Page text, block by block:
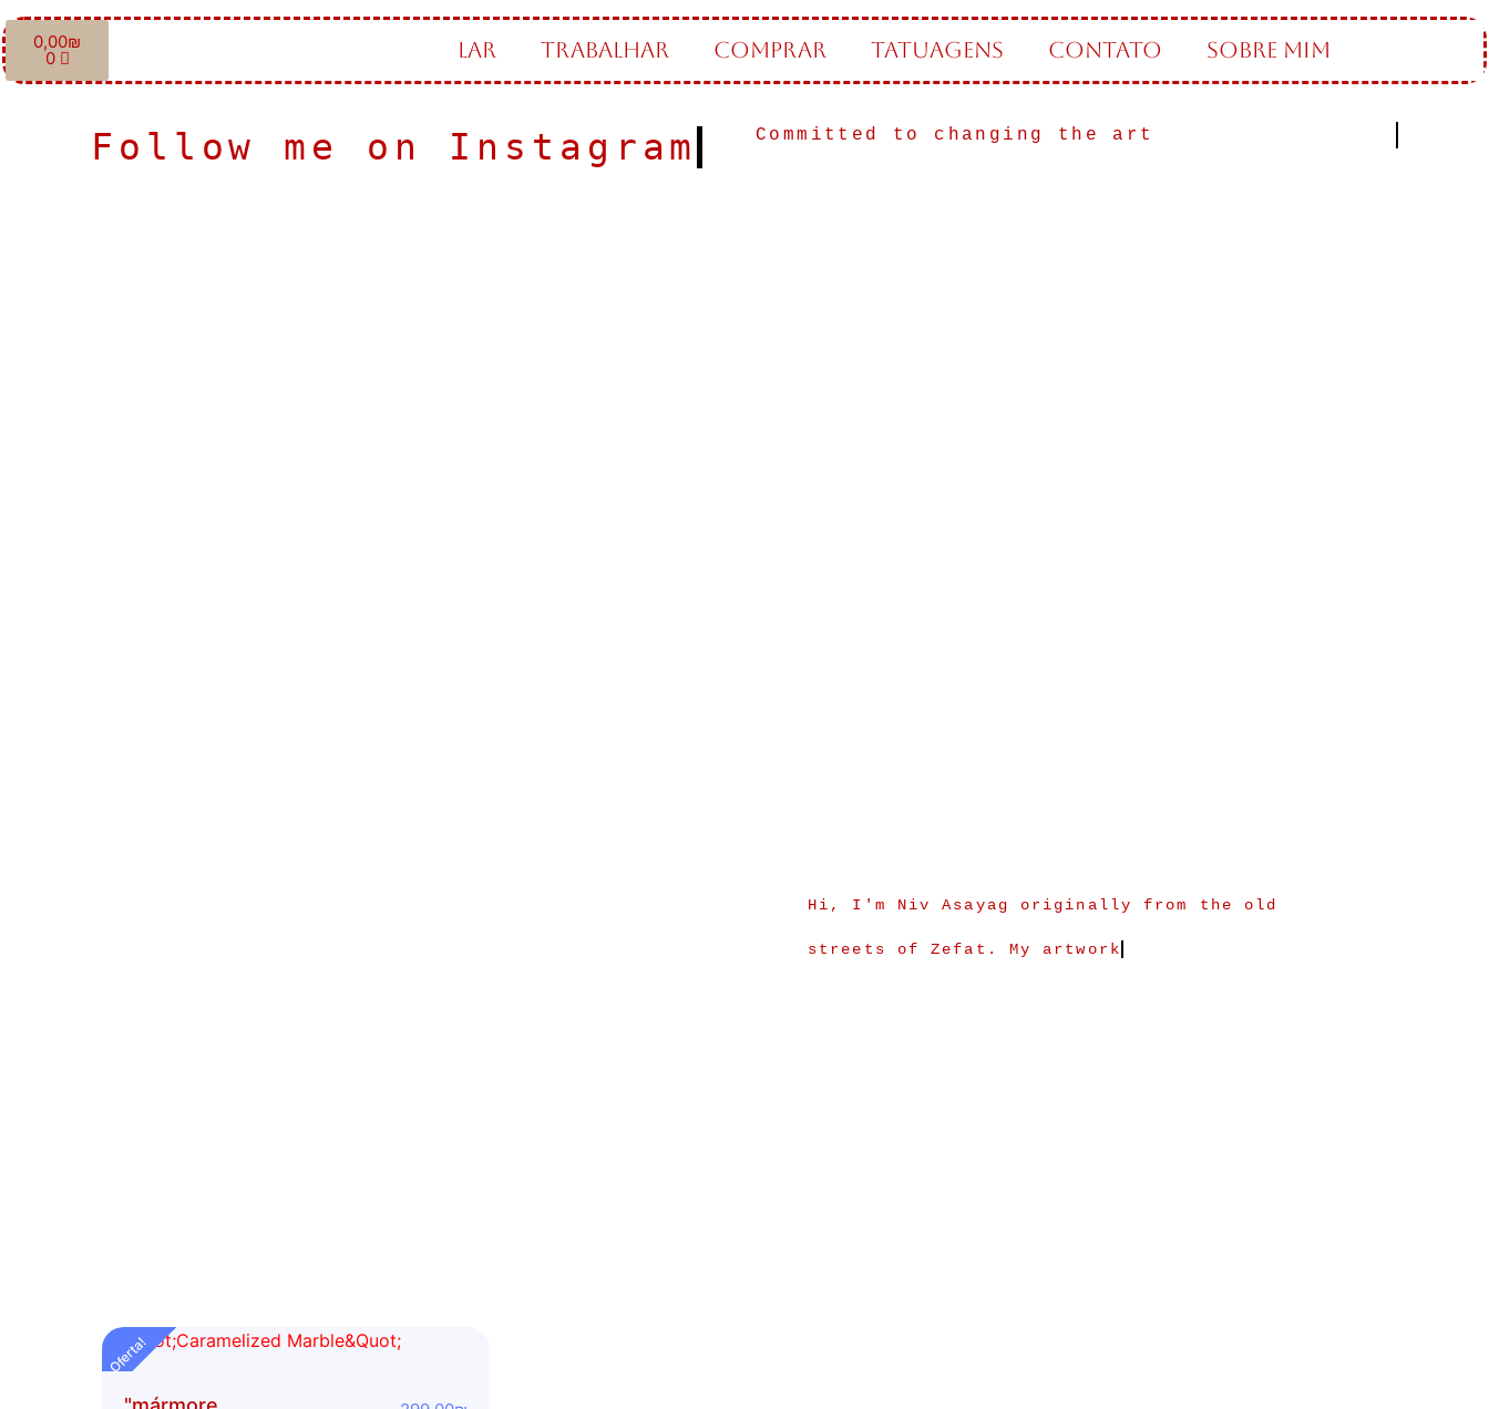
0,00₪
0 LAR TRABALHAR COMPRAR TATUAGENS CONTATO SOBRE MIM
And k Committed to changing the art indust
Hi, I'm Niv Asayag originally from the old
streets of Zefat. My artwork aims to reve
Oferta!